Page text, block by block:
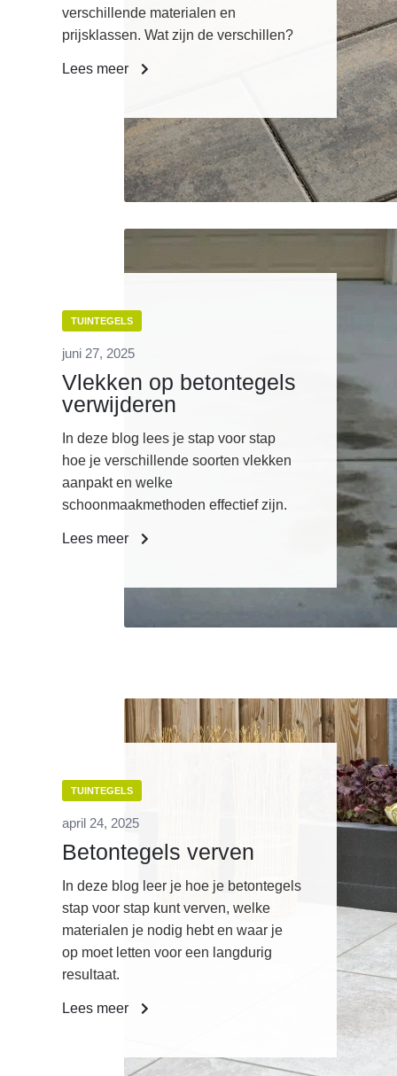
verschillende materialen en
prijsklassen. Wat zijn de verschillen?
Lees meer
TUINTEGELS
juni 27, 2025
Vlekken op betontegels
verwijderen
In deze blog lees je stap voor stap
hoe je verschillende soorten vlekken
aanpakt en welke
schoonmaakmethoden effectief zijn.
Lees meer
TUINTEGELS
april 24, 2025
Betontegels verven
In deze blog leer je hoe je betontegels
stap voor stap kunt verven, welke
materialen je nodig hebt en waar je
op moet letten voor een langdurig
resultaat.
Lees meer